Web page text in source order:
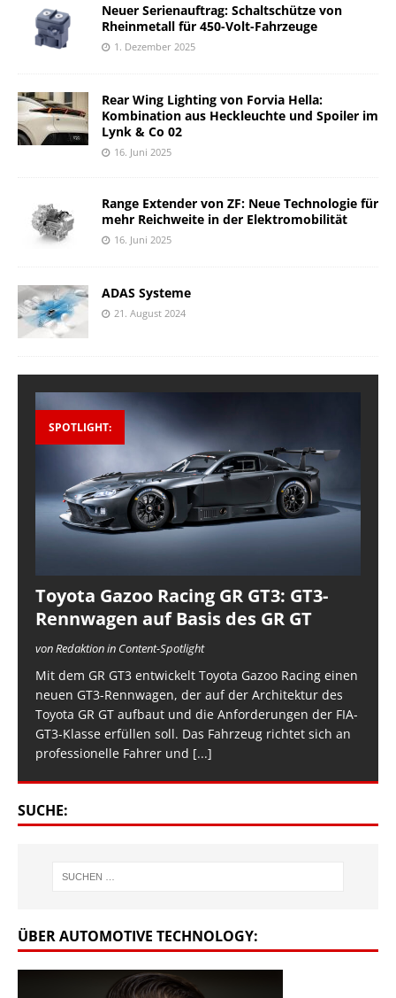
Neuer Serienauftrag: Schaltschütze von
Rheinmetall für 450-Volt-Fahrzeuge
1. Dezember 2025
Rear Wing Lighting von Forvia Hella:
Kombination aus Heckleuchte und Spoiler im
Lynk & Co 02
16. Juni 2025
Range Extender von ZF: Neue Technologie für
mehr Reichweite in der Elektromobilität
16. Juni 2025
ADAS Systeme
21. August 2024
SPOTLIGHT:
Toyota Gazoo Racing GR GT3: GT3-
Rennwagen auf Basis des GR GT
von Redaktion in Content-Spotlight
Mit dem GR GT3 entwickelt Toyota Gazoo Racing einen
neuen GT3-Rennwagen, der auf der Architektur des
Toyota GR GT aufbaut und die Anforderungen der FIA-
GT3-Klasse erfüllen soll. Das Fahrzeug richtet sich an
professionelle Fahrer und [...]
SUCHE:
ÜBER AUTOMOTIVE TECHNOLOGY: